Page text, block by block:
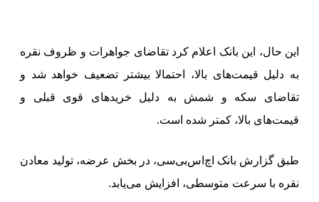
این حال، این بانک اعلام کرد تقاضای جواهرات و ظروف نقره
به دلیل قیمت‌های بالا، احتمالا بیشتر تضعیف خواهد شد و
تقاضای سکه و شمش به دلیل خریدهای قوی قبلی و
قیمت‌های بالا، کمتر شده است.
طبق گزارش بانک اچ‌اس‌بی‌سی، در بخش عرضه، تولید معادن
نقره با سرعت متوسطی، افزایش می‌یابد.